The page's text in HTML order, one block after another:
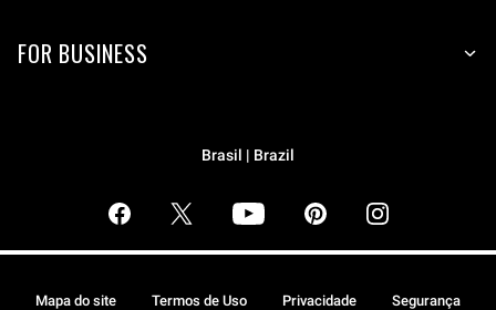
FOR BUSINESS
Brasil | Brazil
Mapa do site Termos de Uso Privacidade Segurança